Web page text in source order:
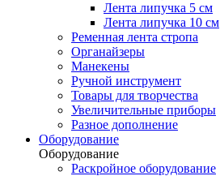
Лента липучка 5 см
Лента липучка 10 см
Ременная лента стропа
Органайзеры
Манекены
Ручной инструмент
Товары для творчества
Увеличительные приборы
Разное дополнение
Оборудование
Оборудование
Раскройное оборудование